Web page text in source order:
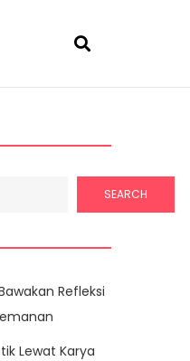
SEARCH
Refleksi
Lewat Karya